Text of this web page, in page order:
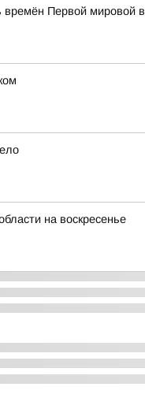
времён Первой мировой
на воскресенье